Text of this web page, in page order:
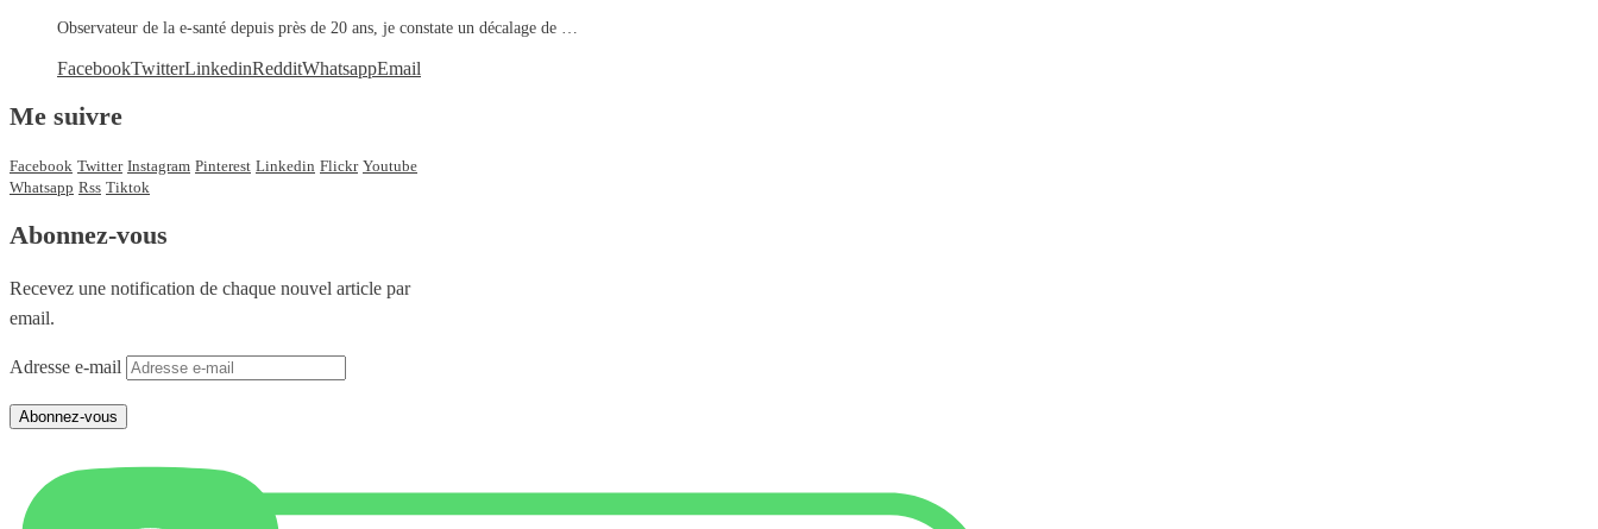
Observateur de la e-santé depuis près de 20 ans, je constate un décalage de …
FacebookTwitterLinkedinRedditWhatsappEmail
Me suivre
Facebook Twitter Instagram Pinterest Linkedin Flickr Youtube
Whatsapp Rss Tiktok
Abonnez-vous
Recevez une notification de chaque nouvel article par
email.
Adresse e-mail
Abonnez-vous